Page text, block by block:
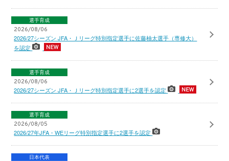
選手育成
2026/08/06
2026/27シーズン JFA・Ｊリーグ特別指定選手に佐藤柚太選手（専修大）
を認定
選手育成
2026/08/06
2026/27シーズン JFA・Ｊリーグ特別指定選手に2選手を認定
選手育成
2026/08/05
2026/27年JFA・WEリーグ特別指定選手に2選手を認定
日本代表